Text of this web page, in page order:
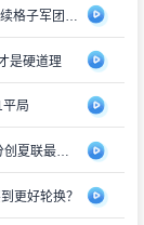
是硬道理
局
小布朗火力全开砍20分 篮网狂胜尼克斯26分创夏联最大分差
更好轮换？